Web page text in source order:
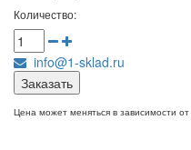
Количество:
info@1-sklad.ru
Заказать
Цена может меняться в зависимости от